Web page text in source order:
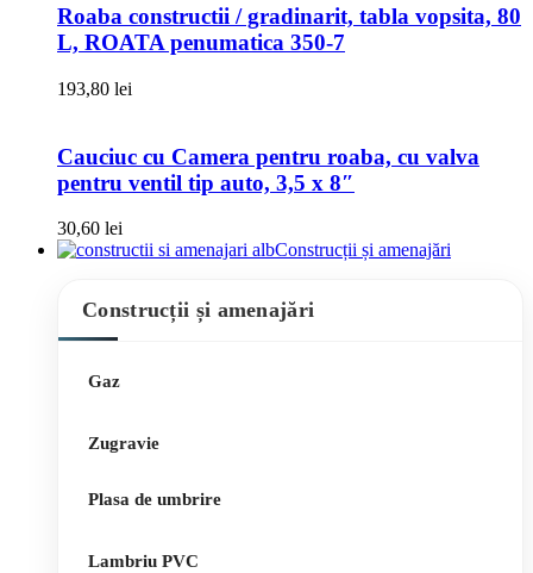
Roaba constructii / gradinarit, tabla vopsita, 80
L, ROATA penumatica 350-7
193,80 lei
Cauciuc cu Camera pentru roaba, cu valva
pentru ventil tip auto, 3,5 x 8″
30,60 lei
Construcții și amenajări
Construcții și amenajări
Gaz
Zugravie
Plasa de umbrire
Lambriu PVC